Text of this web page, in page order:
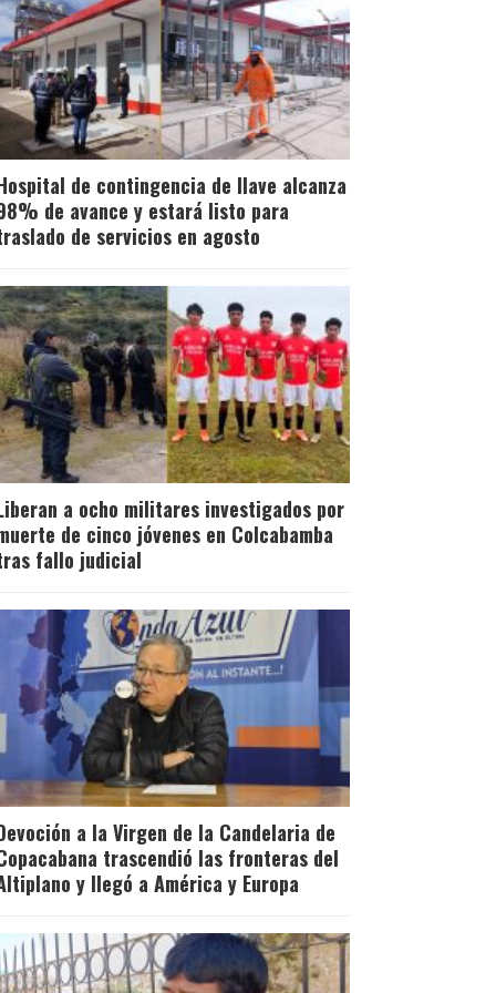
de contingencia de Ilave alcanza
de avance y estará listo para
de servicios en agosto
a ocho militares investigados por
de cinco jóvenes en Colcabamba
fallo judicial
a la Virgen de la Candelaria de
trascendió las fronteras del
y llegó a América y Europa